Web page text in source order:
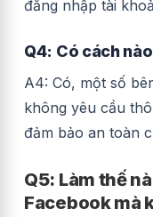
đăng nhập tài
Q4: Có cách
A4: Có, một số
không yêu cầu
đảm bảo an toàn
Q5: Làm thế
Facebook mà